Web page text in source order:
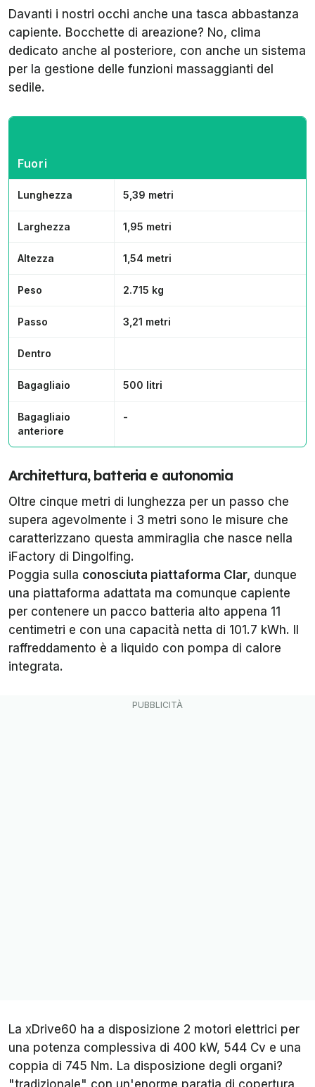
Davanti i nostri occhi anche una tasca abbastanza
capiente. Bocchette di areazione? No, clima
dedicato anche al posteriore, con anche un sistema
per la gestione delle funzioni massaggianti del
sedile.
Fuori
Lunghezza 5,39 metri
Larghezza 1,95 metri
Altezza 1,54 metri
Peso 2.715 kg
Passo 3,21 metri
Dentro
Bagagliaio 500 litri
Bagagliaio
anteriore
-
Architettura, batteria e autonomia
Oltre cinque metri di lunghezza per un passo che
supera agevolmente i 3 metri sono le misure che
caratterizzano questa ammiraglia che nasce nella
iFactory di Dingolfing.
Poggia sulla conosciuta piattaforma Clar, dunque
una piattaforma adattata ma comunque capiente
per contenere un pacco batteria alto appena 11
centimetri e con una capacità netta di 101.7 kWh. Il
raffreddamento è a liquido con pompa di calore
integrata.
La xDrive60 ha a disposizione 2 motori elettrici per
una potenza complessiva di 400 kW, 544 Cv e una
coppia di 745 Nm. La disposizione degli organi?